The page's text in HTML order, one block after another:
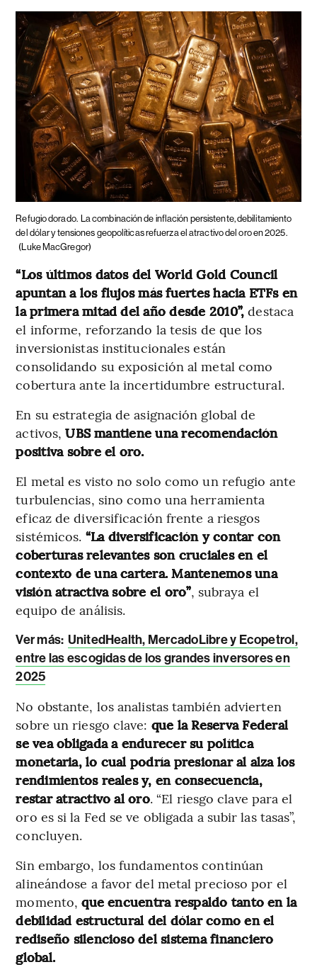
Refugio dorado. La combinación de inflación persistente, debilitamiento
del dólar y tensiones geopolíticas refuerza el atractivo del oro en 2025.
(Luke MacGregor)
“Los últimos datos del World Gold Council
apuntan a los flujos más fuertes hacia ETFs en
la primera mitad del año desde 2010”, destaca
el informe, reforzando la tesis de que los
inversionistas institucionales están
consolidando su exposición al metal como
cobertura ante la incertidumbre estructural.
En su estrategia de asignación global de
activos,UBS mantiene una recomendación
positiva sobre el oro.
El metal es visto no solo como un refugio ante
turbulencias, sino como una herramienta
eficaz de diversificación frente a riesgos
sistémicos. “La diversificación y contar con
coberturas relevantes son cruciales en el
contexto de una cartera. Mantenemos una
visión atractiva sobre el oro”, subraya el
equipo de análisis.
Ver más: UnitedHealth, MercadoLibre y Ecopetrol,
entre las escogidas de los grandes inversores en
2025
No obstante, los analistas también advierten
sobre un riesgo clave: que la Reserva Federal
se vea obligada a endurecer su política
monetaria, lo cual podría presionar al alza los
rendimientos reales y, en consecuencia,
restar atractivo al oro. “El riesgo clave para el
oro es si la Fed se ve obligada a subir las tasas”,
concluyen.
Sin embargo, los fundamentos continúan
alineándose a favor del metal precioso por el
momento,que encuentra respaldo tanto en la
debilidad estructural del dólar como en el
rediseño silencioso del sistema financiero
global.